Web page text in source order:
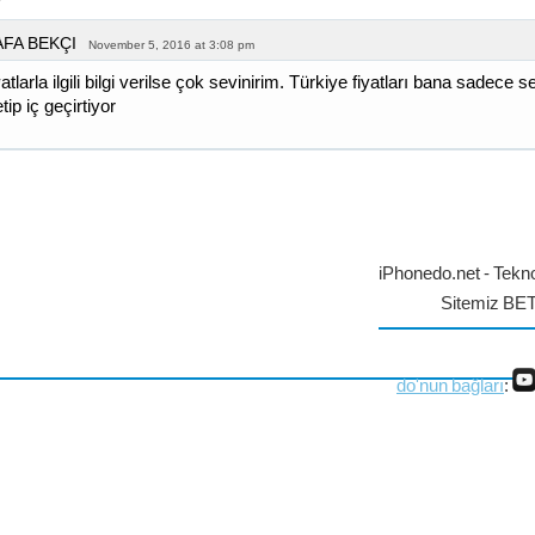
BEKÇI November 5, 2016 at 3:08 pm
ilgili bilgi verilse çok sevinirim. Türkiye fiyatları bana sadece
iç geçirtiyor
iPhonedo.net -
Sitemiz
do'nun bağları: